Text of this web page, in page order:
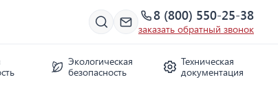
8 (800) 550-25-38
заказать обратный звонок
Экологическая
безопасность
Техническая
документация